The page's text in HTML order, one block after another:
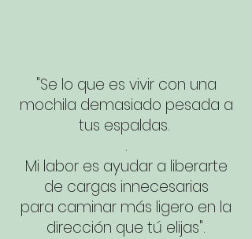
"Se lo que es vivir con una
mochila demasiado pesada a
tus espaldas.
.
Mi labor es ayudar a liberarte
de cargas innecesarias
para caminar más ligero en la
dirección que tú elijas".